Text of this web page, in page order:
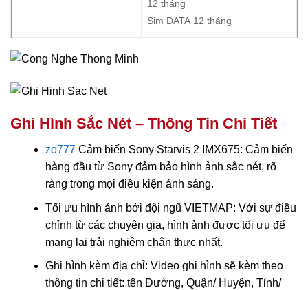
12 tháng
Sim DATA 12 tháng
Ghi Hình Sắc Nét – Thông Tin Chi Tiết
zo777 Cảm biến Sony Starvis 2 IMX675: Cảm biến
hàng đầu từ Sony đảm bảo hình ảnh sắc nét, rõ
ràng trong mọi điều kiện ánh sáng.
Tối ưu hình ảnh bởi đội ngũ VIETMAP: Với sự điều
chỉnh từ các chuyên gia, hình ảnh được tối ưu để
mang lại trải nghiệm chân thực nhất.
Ghi hình kèm địa chỉ: Video ghi hình sẽ kèm theo
thông tin chi tiết: tên Đường, Quận/ Huyện, Tỉnh/